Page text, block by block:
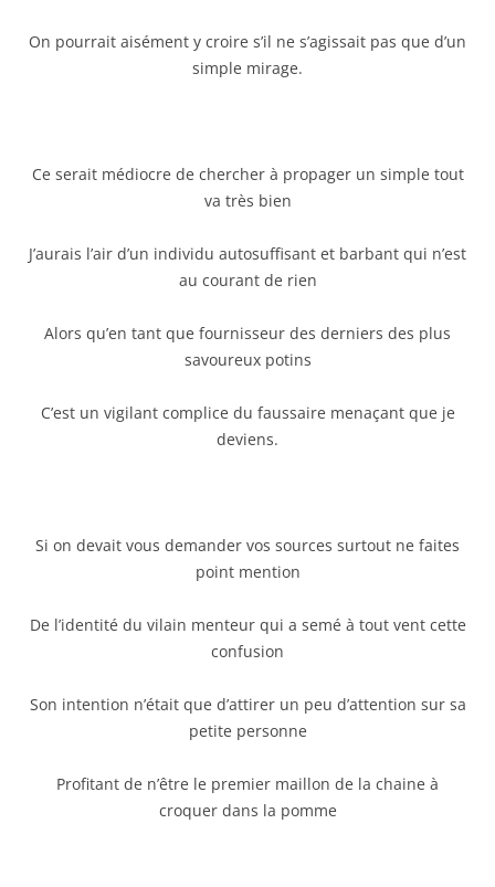
On pourrait aisément y croire s’il ne s’agissait pas que d’un
simple mirage.
Ce serait médiocre de chercher à propager un simple tout
va très bien
J’aurais l’air d’un individu autosuffisant et barbant qui n’est
au courant de rien
Alors qu’en tant que fournisseur des derniers des plus
savoureux potins
C’est un vigilant complice du faussaire menaçant que je
deviens.
Si on devait vous demander vos sources surtout ne faites
point mention
De l’identité du vilain menteur qui a semé à tout vent cette
confusion
Son intention n’était que d’attirer un peu d’attention sur sa
petite personne
Profitant de n’être le premier maillon de la chaine à
croquer dans la pomme